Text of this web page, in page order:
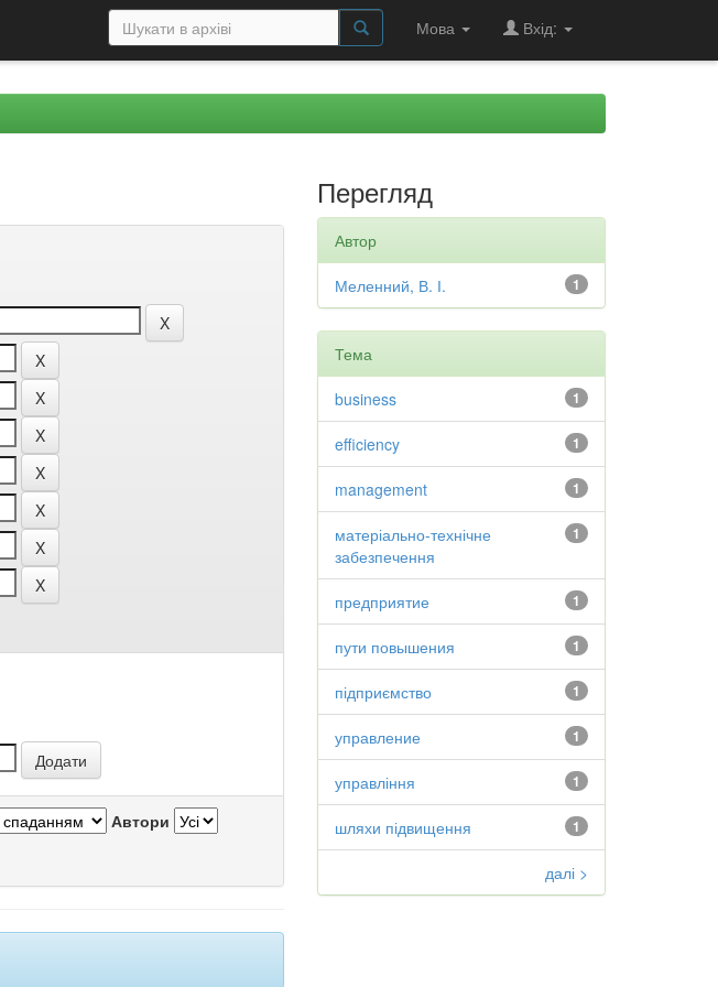
Мова Вхід:
Автори
Перегляд
Автор
1
Меленний, В. І.
Тема
1
business
1
efficiency
1
management
1
матеріально-технічне
забезпечення
1
предприятие
1
пути повышения
1
підприємство
1
управление
1
управління
1
шляхи підвищення
далі >